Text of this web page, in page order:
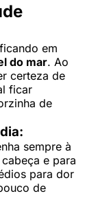
em
do mar. Ao
certeza de
ficar
de
sempre à
e para
para dor
de